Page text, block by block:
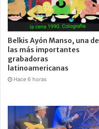
Belkis Ayón Manso, una de
las más importantes
grabadoras
latinoamericanas
Hace 6 horas